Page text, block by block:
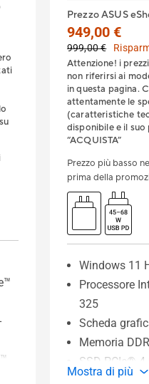
Prezzo ASUS
949,00 €
999,00 €
Attenzione! i
non riferirsi ai
in questa pagina.
attentamente le
(caratteristiche
disponibile e il suo
“ACQUISTA”
Prezzo più basso
prima della
Windows 11
Processore
325
Scheda
Memoria
SSD PCIe®
Display
Mostra di più